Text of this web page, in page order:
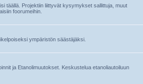
täällä. Projektiin liittyvät kysymykset sallittuja, muut
foorumeihin.
ympäristön säästäjäksi.
ja Etanolimuutokset. Keskustelua etanoliautoiluun